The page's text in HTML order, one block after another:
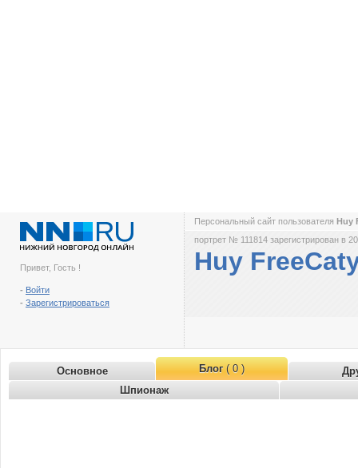
Привет, Гость !
- Войти
- Зарегистрироваться
Персональный сайт пользователя Huy
портрет № 111814 зарегистрирован в
Huy
Основное Блог( 0 )
Шпионаж